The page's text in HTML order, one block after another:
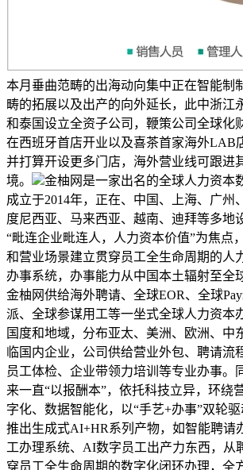
本月垂曲范畴的出海动向集中正在智能制
畴的拓展以及出产的向外延长，此中浙江
和泰国设立全资子公司，鞭策公司全球化
在西班牙首店开业以及喜茶首家海外LAB
并打算开设更多门店，海外营业线可跟进
境。
金柚网是一家出名的全球人力资本
成立于2014年，正在、中国、上海、广州
度尼西亚、马来西亚、越南、迪拜等多地
“毗连企业毗连人，人力资本价值”为焦点
和营业场景建立贯穿员工全生命周期的人
办事系统，办事能力从中国本土辐射至全
金柚网供给海外聘请、全球EOR、全球
派、全球参谋用工等一坐式全球人力资本
国度和地域，分布亚太、美洲、欧洲、中
临国内企业，公司供给营业外包、聘请流
员工体检、企业带领力培训等专业办事。
来一直“以报酬本”，依托科技立异，环绕
字化、数据智能化，以“手艺+办事”双轮
推出生成式AI+HR系列产物，如智能聘请
工办理系统、AI数字员工出产力东西，从
穿员工全生命周期的数字化闭环办理，全